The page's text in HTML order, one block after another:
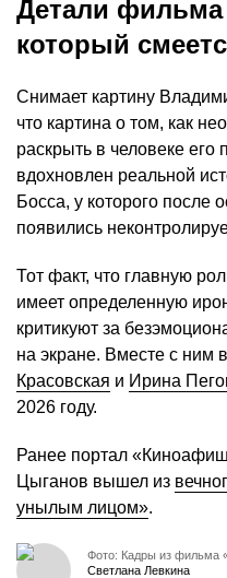
Детали фильма
который
Снимает картину
что картина о том, как
раскрыть в человеке
вдохновлен реальной
Босса, у которого после
появились
Тот факт, что главную
имеет определенную
критикуют за
на экране. Вместе с ним
Красовская и Ирина
2026 году.
Ранее портал
Цыганов вышел из
унылым лицом».
Фото: Кадры из фильма
Светлана Левкина